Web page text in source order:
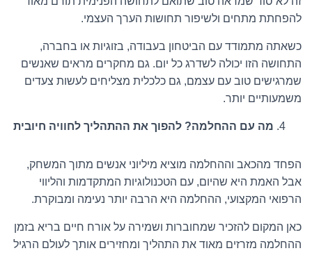
להפחתת מתחים ולשיפור תחושות הערך העצמי.
כשאתה מתמודד עם הביטחון בעבודה, בזוגיות או בחברה,
התחושה הזו יכולה לשדרג כל יום. גם מחקרים מראים שאנשים
שמרגישים טוב עם עצמם, גם כלכלית מצליחים לעשות צעדים
משמעותיים יותר.
מה עם ההחלמה? להפוך את ההתהליך לחוויה חיובית
הפחד מהכאב וההחלמה מוציא מיליוני אנשים מתוך המשחק,
אבל האמת היא שהיום, עם הטכנולוגיות המתקדמות והליווי
הרפואי המקצועי, ההחלמה היא הרבה יותר נעימה ומבוקרת.
כאן המקום להזכיר שמחוברות ושמירה על אורח חיים בריא בזמן
ההחלמה מזרזים מאוד את התהליך ומחזירים אותך לעולם הרגיל